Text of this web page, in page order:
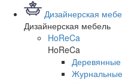
Дизайнерская
Дизайнерская мебель
HoReCa
HoReCa
Деревянные